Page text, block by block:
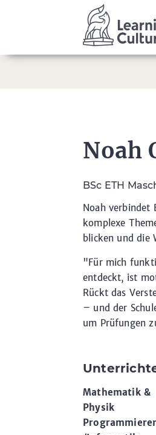
Noah
BSc ETH
Noah verbindet
komplexe
blicken und die
"Für mich
entdeckt, ist
Rückt das
– und der
um Prüfungen
Mathematik &
Physik